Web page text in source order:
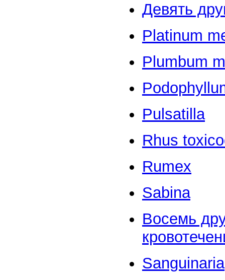
Девять
Platinum
Plumbum
Pulsatilla
Rhus
Rumex
Sabina
Восемь
Sanguinaria